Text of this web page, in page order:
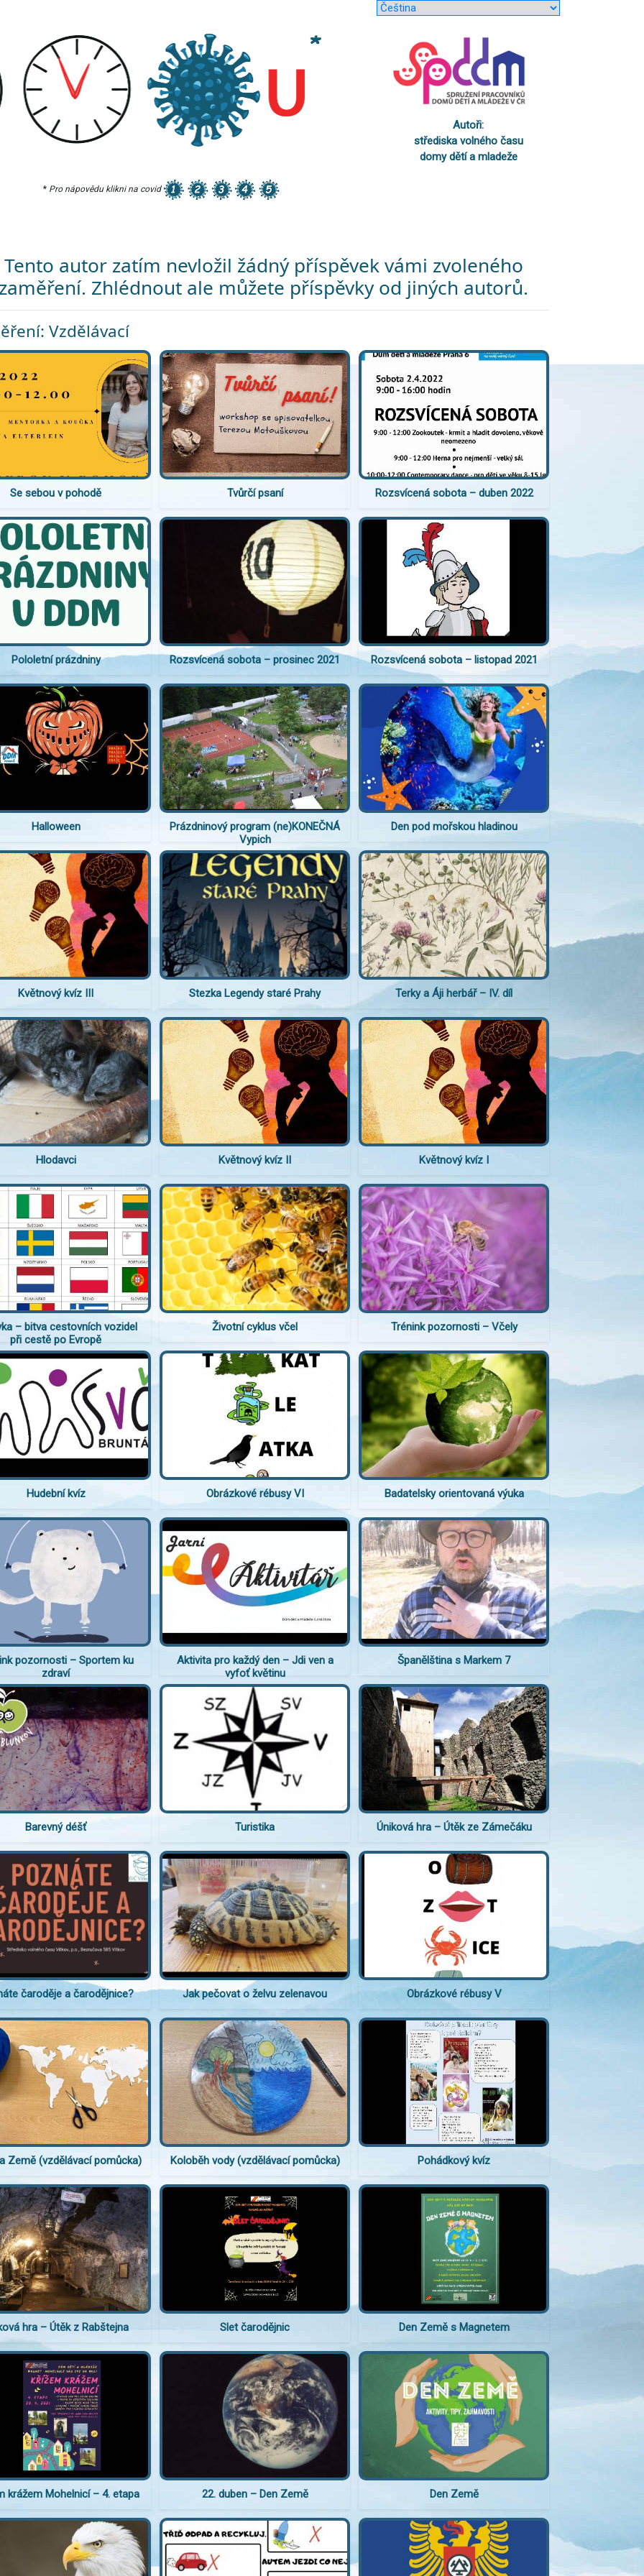
Autoři:
střediska volného času
domy dětí a mladeže
* Pro nápovědu klikni na covid
Tento autor zatím nevložil žádný příspěvek vámi zvoleného
Zhlédnout ale můžete příspěvky od jiných autorů.
Vzdělávací
Se sebou v pohodě Tvůrčí psaní Rozsvícená sobota – duben 2022
Pololetní prázdniny Rozsvícená sobota – prosinec 2021 Rozsvícená sobota – listopad 2021
Halloween
Prázdninový program (ne)KONEČNÁ
Vypich
Den pod mořskou hladinou
Květnový kvíz III Stezka Legendy staré Prahy Terky a Áji herbář – IV. díl
Hlodavci Květnový kvíz II Květnový kvíz I
– bitva cestovních vozidel
při cestě po Evropě
Životní cyklus včel Trénink pozornosti – Včely
Hudební kvíz Obrázkové rébusy VI Badatelsky orientovaná výuka
pozornosti – Sportem ku
zdraví
Aktivita pro každý den – Jdi ven a
vyfoť květinu
Španělština s Markem 7
Barevný déšť Turistika Úniková hra – Útěk ze Zámečáku
čaroděje a čarodějnice? Jak pečovat o želvu zelenavou Obrázkové rébusy V
Země (vzdělávací pomůcka) Koloběh vody (vzdělávací pomůcka) Pohádkový kvíz
hra – Útěk z Rabštejna Slet čarodějnic Den Země s Magnetem
krážem Mohelnicí – 4. etapa 22. duben – Den Země Den Země